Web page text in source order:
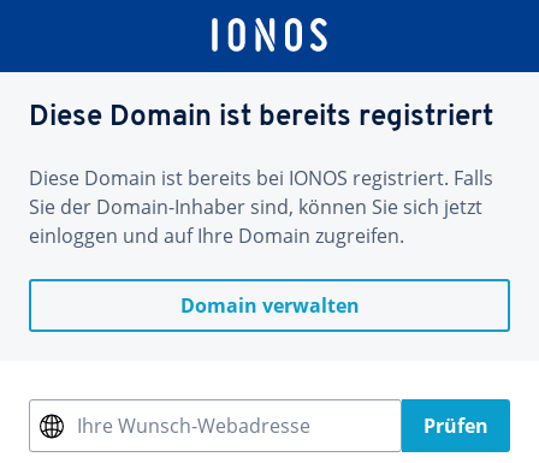
Diese Domain ist bereits registriert
Diese Domain ist bereits bei IONOS registriert. Falls
Sie der Domain-Inhaber sind, können Sie sich jetzt
einloggen und auf Ihre Domain zugreifen.
Domain verwalten
Ihre Wunsch-Webadresse Prüfen